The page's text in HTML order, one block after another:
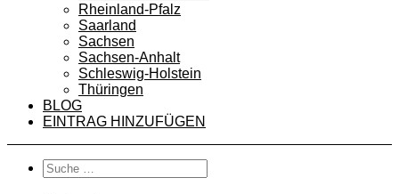
Rheinland-Pfalz
Saarland
Sachsen
Sachsen-Anhalt
Schleswig-Holstein
Thüringen
BLOG
EINTRAG HINZUFÜGEN